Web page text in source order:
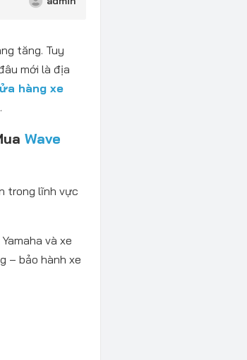
tăng. Tuy
mới là địa
hàng xe
Wave
trong lĩnh vực
và xe
– bảo hành xe